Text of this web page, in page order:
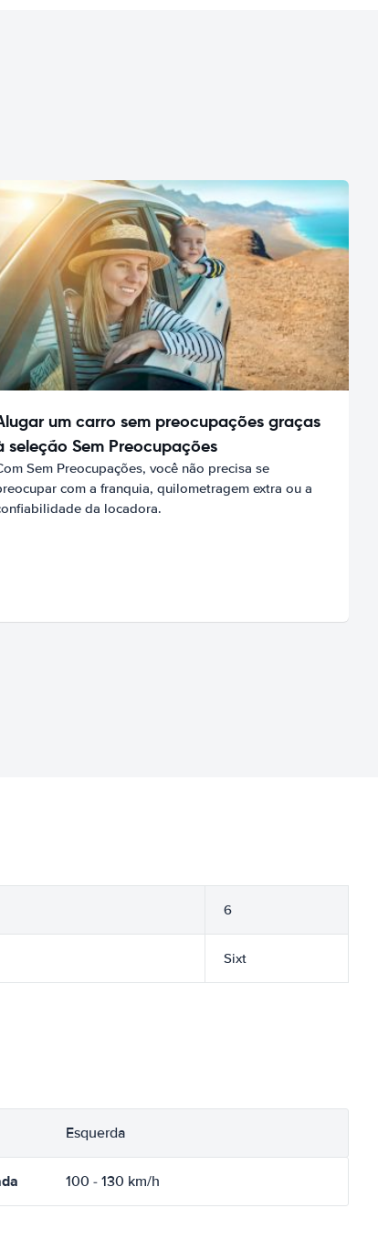
um carro sem preocupações graças
seleção Sem Preocupações
Sem Preocupações, você não precisa se
com a franquia, quilometragem extra ou a
da locadora.
6
Sixt
Esquerda
100 - 130 km/h